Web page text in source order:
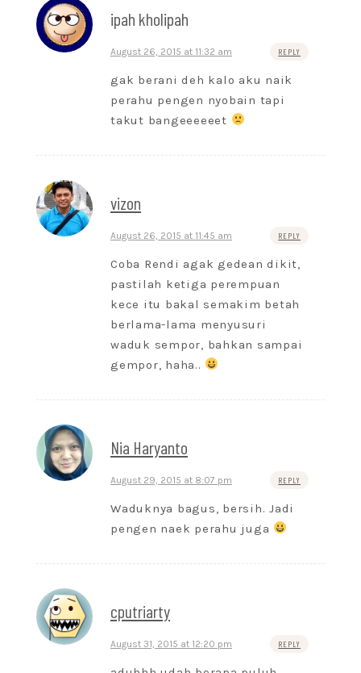
ipah kholipah
August 26, 2015 at 11:32 am REPLY
gak berani deh kalo aku naik
perahu pengen nyobain tapi
takut bangeeeeeet
vizon
August 26, 2015 at 11:45 am REPLY
Coba Rendi agak gedean dikit,
pastilah ketiga perempuan
kece itu bakal semakim betah
berlama-lama menyusuri
waduk sempor, bahkan sampai
gempor, haha..
Nia Haryanto
August 29, 2015 at 8:07 pm REPLY
Waduknya bagus, bersih. Jadi
pengen naek perahu juga
cputriarty
August 31, 2015 at 12:20 pm REPLY